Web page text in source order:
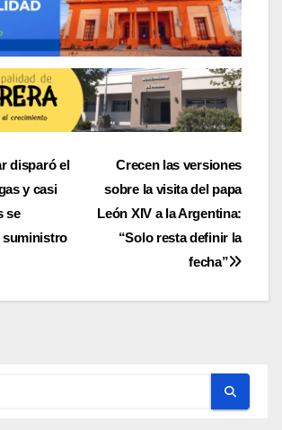
Crecen las versiones
sobre la visita del papa
León XIV a la Argentina:
“Solo resta definir la
fecha”
disparó el
y casi
se
suministro